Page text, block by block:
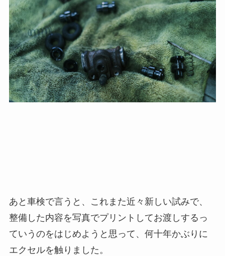
あと車検で言うと、これまた近々新しい試みで、
整備した内容を写真でプリントしてお渡しするっ
ていうのをはじめようと思って、何十年かぶりに
エクセルを触りました。